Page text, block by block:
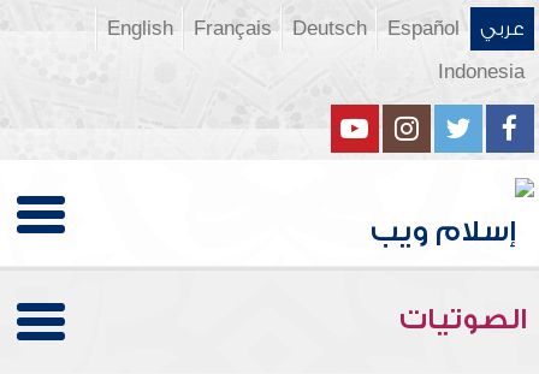
عربي Español
Deutsch
Français
English
Indonesia
الصوتيات